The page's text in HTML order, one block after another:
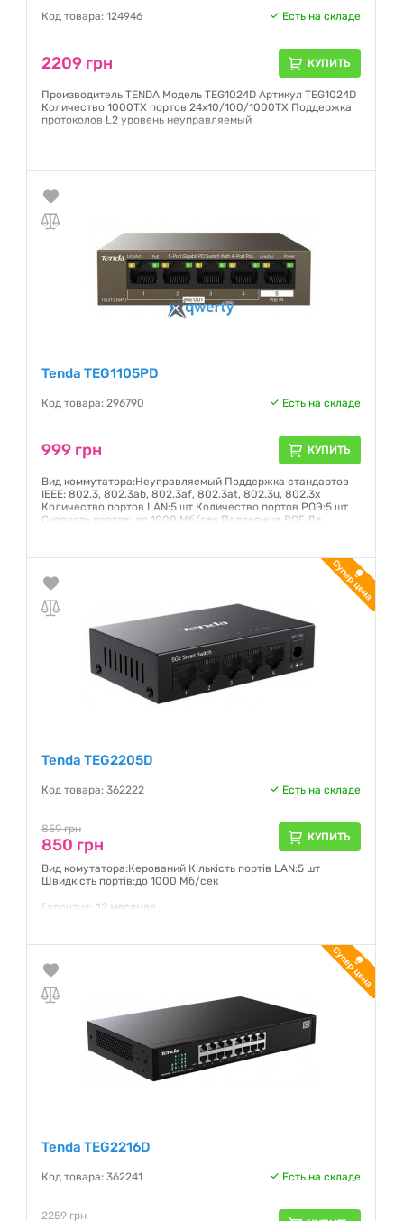
Код товара: 124946 Есть на складе
2209 грн КУПИТЬ
Производитель TENDA Модель TEG1024D Артикул TEG1024D
Количество 1000TX портов 24x10/100/1000TX Поддержка
протоколов L2 уровень неуправляемый
Tenda TEG1105PD
Код товара: 296790 Есть на складе
999 грн КУПИТЬ
Вид коммутатора:Неуправляемый Поддержка стандартов
IEEE: 802.3, 802.3ab, 802.3af, 802.3at, 802.3u, 802.3x
Количество портов LAN:5 шт Количество портов РОЭ:5 шт
Скорость портов: до 1000 Мб/сек Поддержка POE:Да
Гарантия:12 месяцев
Tenda TEG2205D
Код товара: 362222 Есть на складе
859 грн
850 грн КУПИТЬ
Вид комутатора:Керований Кількість портів LAN:5 шт
Швидкість портів:до 1000 Мб/сек
Гарантия: 12 месяцев
Tenda TEG2216D
Код товара: 362241 Есть на складе
2259 грн